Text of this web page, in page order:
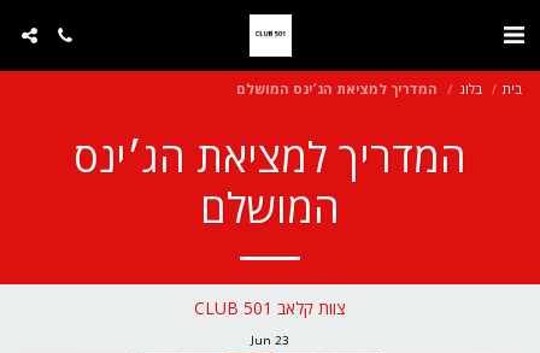
בית בלוג המדריך למציאת הג׳ינס המושלם
המדריך למציאת הג׳ינס
המושלם
צוות קלאב 501 CLUB
23
Jun